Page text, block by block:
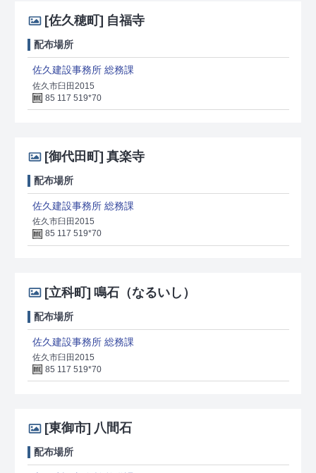
[佐久穂町] 自福寺
配布場所
佐久建設事務所 総務課
佐久市臼田2015
85 117 519*70
[御代田町] 真楽寺
配布場所
佐久建設事務所 総務課
佐久市臼田2015
85 117 519*70
[立科町] 鳴石（なるいし）
配布場所
佐久建設事務所 総務課
佐久市臼田2015
85 117 519*70
[東御市] 八間石
配布場所